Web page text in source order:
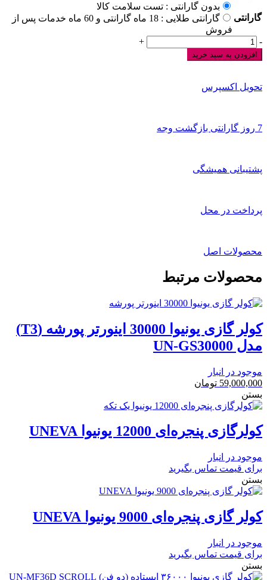
گارانتی
بدون گارانتی : تست سلامت کالا
گارانتی طلایی : 18 ماه گارانتی و 60 ماه خدمات پس از
فروش
کولرگازی
18000
یونیوا
T1
LUX
-
+
افزودن به سبد خرید
تحویل اکسپرس
7 روز گارانتی بازگشت وجه
پشتیبانی همیشگی
پرداخت در محل
محصولات اصل
محصولات مرتبط
کولر گازی یونیوا 30000 اینورتر پورشه (T3)
مدل UN-GS30000
موجود در انبار
59,000,000 تومان
بستن
کولرگازی پنجره‌ای 12000 یونیوا UNEVA
موجود در انبار
برای قیمت تماس بگیرید
بستن
کولر گازی پنجره‌ای 9000 یونیوا UNEVA
موجود در انبار
برای قیمت تماس بگیرید
بستن